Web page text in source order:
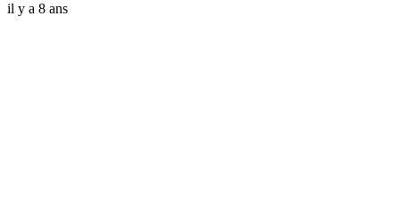
il y a 8 ans